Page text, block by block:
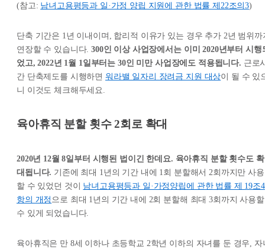
(참고: 남녀고용평등과 일·가정 양립 지원에 관한 법률 제22조의3)
단축 기간은 1년 이내이며, 합리적 이유가 있는 경우 추가 2년 범위까
연장할 수 있습니다.300인 이상 사업장에서는 이미 2020년부터 시행
었고, 2022년 1월 1일부터는 30인 미만 사업장에도 적용됩니다. 근로
간 단축제도를 시행하면 워라밸 일자리 장려금 지원 대상이 될 수 있
니 이것도 체크해두세요.
육아휴직 분할 횟수 2회로 확대
2020년 12월 8일부터 시행된 법이긴 한데요. 육아휴직 분할 횟수도 확
대됩니다. 기존에 최대 1년의 기간 내에 1회 분할해서 2회까지만 사용
할 수 있었던 것이 남녀고용평등과 일·가정양립에 관한 법률 제 19조4
항의 개정 으로 최대 1년의 기간 내에 2회 분할해 최대 3회까지 사용할
수 있게 되었습니다.
육아휴직은 만 8세 이하나 초등학교 2학년 이하의 자녀를 둔 경우, 자